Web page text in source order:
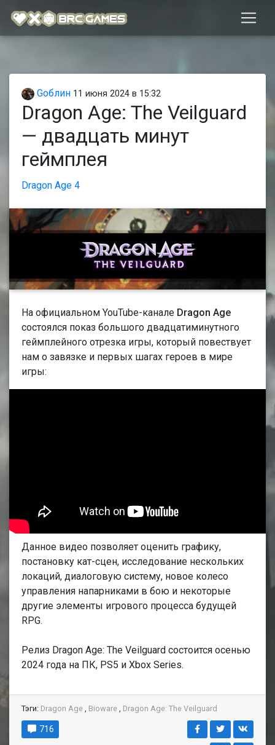
Gоблин 11 июня 2024 в 15:32
Dragon Age: The Veilguard
— двадцать минут
геймплея
Dragon Age 4
На официальном YouTube-канале Dragon Age
состоялся показ большого двадцатиминутного
геймплейного отрезка игры, который повествует
нам о завязке и первых шагах героев в мире
игры:
Данное видео позволяет оценить графику,
постановку кат-сцен, исследование нескольких
локаций, диалоговую систему, новое колесо
управления напарниками в бою и некоторые
другие элементы игрового процесса будущей
RPG.
Релиз Dragon Age: The Veilguard состоится осенью
2024 года на ПК, PS5 и Xbox Series.
Тэги: Dragon Age , Bioware , Dragon Age: The Veilguard
716